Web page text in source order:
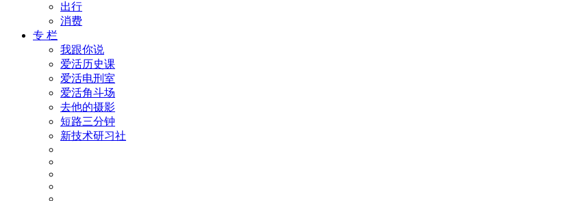
出行
消费
专 栏
我跟你说
爱活历史课
爱活电刑室
爱活角斗场
去他的摄影
短路三分钟
新技术研习社